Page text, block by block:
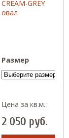
Размер
Цена за кв.м.:
2 050 руб.